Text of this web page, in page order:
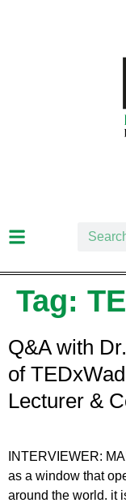
Tag:
Q&A with
of
Lecturer &
INTERVIEWER:
as a window that
around the world. it